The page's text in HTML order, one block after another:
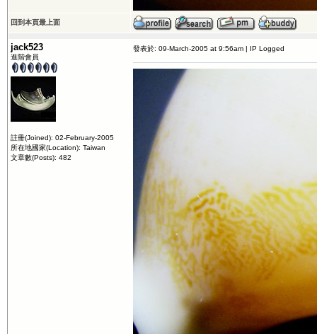
回到本頁最上面
jack523
進階會員
註冊(Joined): 02-February-2005
所在地國家(Location): Taiwan
文章數(Posts): 482
發表於: 09-March-2005 at 9:56am | IP Logged